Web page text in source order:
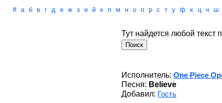
# а б в г д е ж з и й к л м н о п р с т у ф х ц ч ш
Тут найдется любой текст
Исполнитель: One Piece
Песня: Believe
Добавил: Гость